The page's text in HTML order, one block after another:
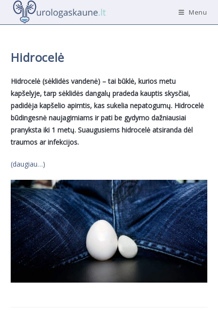
Menu
Hidrocelė
Hidrocelė (sėklidės vandenė) – tai būklė, kurios metu
kapšelyje, tarp sėklidės dangalų pradeda kauptis skysčiai,
padidėja kapšelio apimtis, kas sukelia nepatogumų. Hidrocelė
būdingesnė naujagimiams ir pati be gydymo dažniausiai
pranyksta iki 1 metų. Suaugusiems hidrocelė atsiranda dėl
traumos ar infekcijos.
(daugiau…)